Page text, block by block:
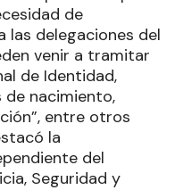
de
las delegaciones del
venir a tramitar
de Identidad,
nacimiento,
entre otros
la
del
Seguridad y